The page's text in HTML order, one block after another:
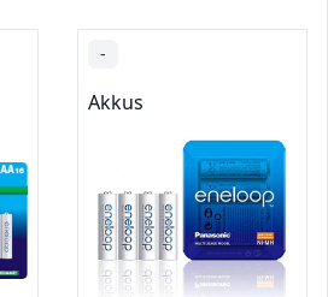
-
Akkus